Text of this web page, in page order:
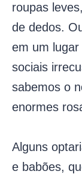
roupas
de dedos.
em um
sociais
sabemos o
enormes
Alguns
e babões,